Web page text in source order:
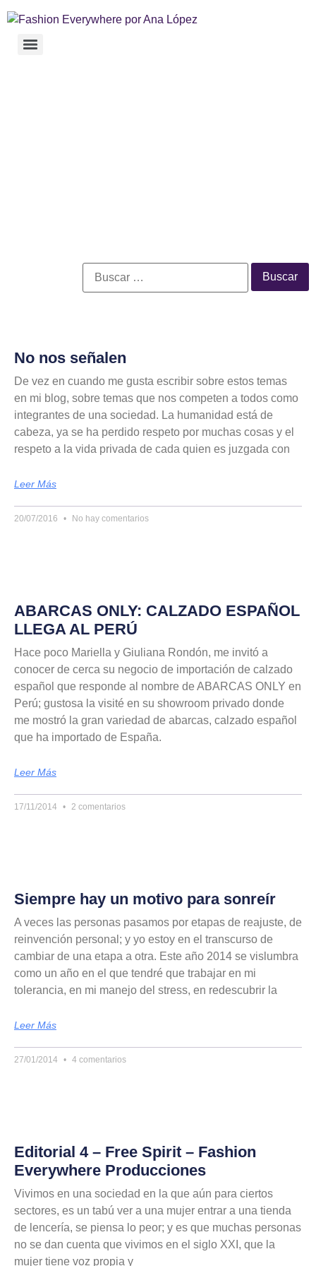
No nos señalen
De vez en cuando me gusta escribir sobre estos temas
en mi blog, sobre temas que nos competen a todos como
integrantes de una sociedad. La humanidad está de
cabeza, ya se ha perdido respeto por muchas cosas y el
respeto a la vida privada de cada quien es juzgada con
Leer Más
20/07/2016 No hay comentarios
ABARCAS ONLY: CALZADO ESPAÑOL
LLEGA AL PERÚ
Hace poco Mariella y Giuliana Rondón, me invitó a
conocer de cerca su negocio de importación de calzado
español que responde al nombre de ABARCAS ONLY en
Perú; gustosa la visité en su showroom privado donde
me mostró la gran variedad de abarcas, calzado español
que ha importado de España.
Leer Más
17/11/2014 2 comentarios
Siempre hay un motivo para sonreír
A veces las personas pasamos por etapas de reajuste, de
reinvención personal; y yo estoy en el transcurso de
cambiar de una etapa a otra. Este año 2014 se vislumbra
como un año en el que tendré que trabajar en mi
tolerancia, en mi manejo del stress, en redescubrir la
Leer Más
27/01/2014 4 comentarios
Editorial 4 – Free Spirit – Fashion
Everywhere Producciones
Vivimos en una sociedad en la que aún para ciertos
sectores, es un tabú ver a una mujer entrar a una tienda
de lencería, se piensa lo peor; y es que muchas personas
no se dan cuenta que vivimos en el siglo XXI, que la
mujer tiene voz propia y